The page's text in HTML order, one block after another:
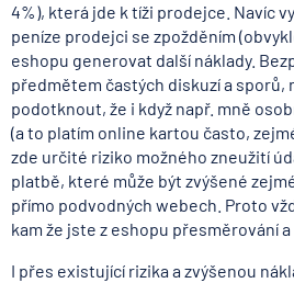
4%), která jde k tíži prodejce. Navíc
peníze prodejci se zpožděním
eshopu generovat další náklady.
předmětem častých diskuzí a sporů,
podotknout, že i když např. mně
(a to platím online kartou často,
zde určité riziko možného zneužití
platbě, které může být zvýšené
přímo podvodných webech. Proto
kam že jste z eshopu přesměrování
I přes existující rizika a zvýšenou